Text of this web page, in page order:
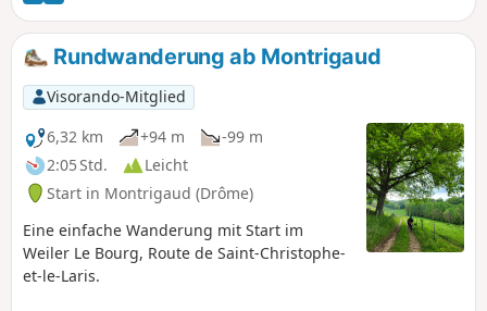
Rundwanderung ab Montrigaud
Visorando-Mitglied
6,32 km
+94 m
-99 m
2:05 Std.
Leicht
Start in Montrigaud (Drôme)
Eine einfache Wanderung mit Start im
Weiler Le Bourg, Route de Saint-Christophe-
et-le-Laris.